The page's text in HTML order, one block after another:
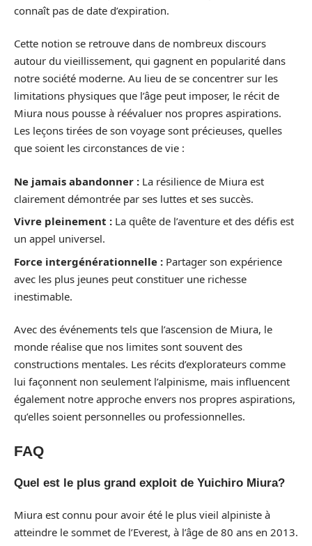
connaît pas de date d’expiration.
Cette notion se retrouve dans de nombreux discours
autour du vieillissement, qui gagnent en popularité dans
notre société moderne. Au lieu de se concentrer sur les
limitations physiques que l’âge peut imposer, le récit de
Miura nous pousse à réévaluer nos propres aspirations.
Les leçons tirées de son voyage sont précieuses, quelles
que soient les circonstances de vie :
Ne jamais abandonner : La résilience de Miura est
clairement démontrée par ses luttes et ses succès.
Vivre pleinement : La quête de l’aventure et des défis est
un appel universel.
Force intergénérationnelle : Partager son expérience
avec les plus jeunes peut constituer une richesse
inestimable.
Avec des événements tels que l’ascension de Miura, le
monde réalise que nos limites sont souvent des
constructions mentales. Les récits d’explorateurs comme
lui façonnent non seulement l’alpinisme, mais influencent
également notre approche envers nos propres aspirations,
qu’elles soient personnelles ou professionnelles.
FAQ
Quel est le plus grand exploit de Yuichiro Miura?
Miura est connu pour avoir été le plus vieil alpiniste à
atteindre le sommet de l’Everest, à l’âge de 80 ans en 2013.